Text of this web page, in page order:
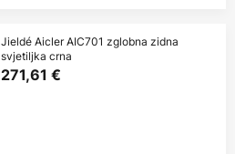
Jieldé Aicler AIC701 zglobna zidna
svjetiljka crna
271,61 €